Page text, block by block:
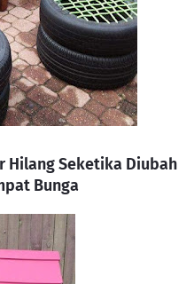
Hilang Seketika Diubah
Bunga